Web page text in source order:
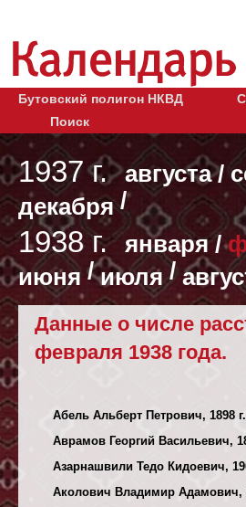
Бутовский полигон НКВД
Поиск
1937 г. августа/
декабря/
1938 г. января/
июня /июля/
Данные о числе
февраля 1938 года.
Абель Альберт Петрович, 1898
Аврамов Георгий Васильевич,
Азарнашвили Тедо Кидоевич,
Аколович Владимир Адамович,